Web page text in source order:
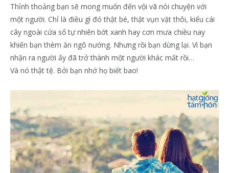
Thỉnh thoảng bạn sẽ mong muốn đến vội vã nói chuyện với
một người. Chỉ là điều gì đó thật bé, thật vụn vặt thôi, kiểu cái
cây ngoài cửa sổ tự nhiên bớt xanh hay cơn mưa chiều nay
khiến bạn thèm ăn ngô nướng. Nhưng rồi bạn dừng lại. Vì bạn
nhận ra người ấy đã trở thành một người khác mất rồi…
Và nó thật tệ. Bởi bạn nhớ họ biết bao!